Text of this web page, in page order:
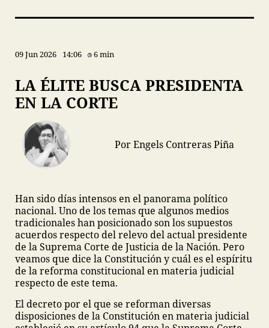
09 Jun 2026 14:06 6 min
LA ÉLITE BUSCA PRESIDENTA
EN LA CORTE
Por Engels Contreras Piña
Han sido días intensos en el panorama político
nacional. Uno de los temas que algunos medios
tradicionales han posicionado son los supuestos
acuerdos respecto del relevo del actual presidente
de la Suprema Corte de Justicia de la Nación. Pero
veamos que dice la Constitución y cuál es el espíritu
de la reforma constitucional en materia judicial
respecto de este tema.
El decreto por el que se reforman diversas
disposiciones de la Constitución en materia judicial